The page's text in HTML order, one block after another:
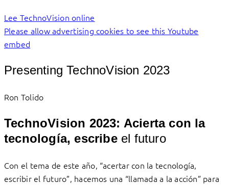
Lee TechnoVision online
Please allow advertising cookies to see this Youtube
embed
Presenting TechnoVision 2023
Ron Tolido
TechnoVision 2023: Acierta con la
tecnología, escribeel futuro
Con el tema de este año, “acertar con la tecnología,
escribir el futuro”, hacemos una “llamada a la acción” para